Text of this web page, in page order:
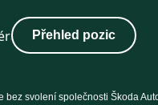
Přehled pozic
bez svolení společnosti Škoda